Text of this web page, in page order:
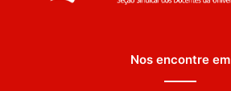
Nos encontre em